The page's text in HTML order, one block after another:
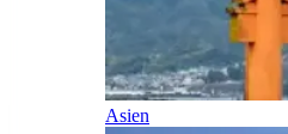
Asien